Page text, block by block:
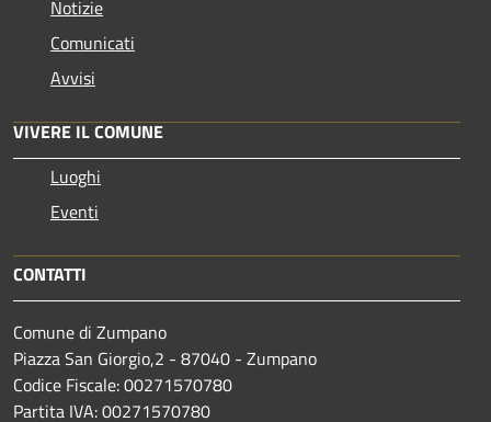
Notizie
Comunicati
Avvisi
VIVERE IL COMUNE
Luoghi
Eventi
CONTATTI
Comune di Zumpano
Piazza San Giorgio,2 - 87040 - Zumpano
Codice Fiscale: 00271570780
Partita IVA: 00271570780